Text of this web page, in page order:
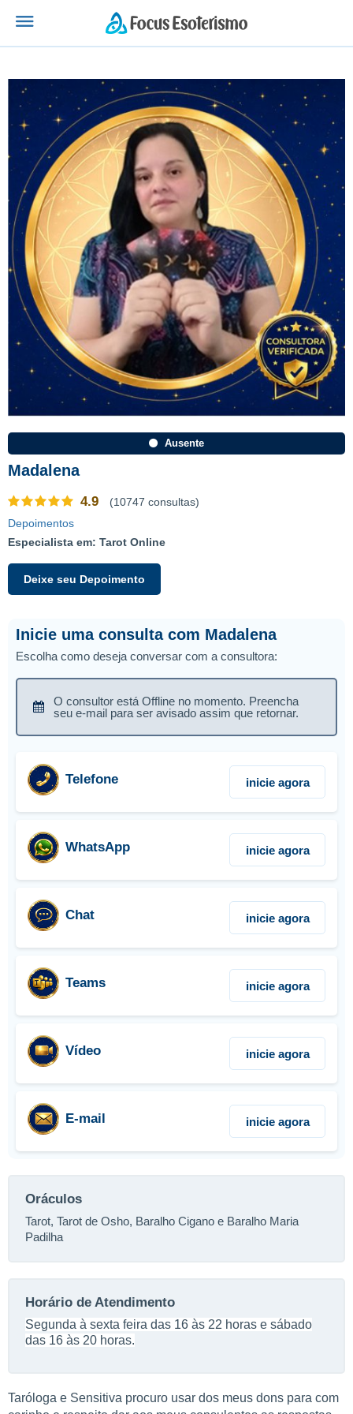
Ausente
Madalena
4.9
(10747 consultas)
Depoimentos
Especialista em: Tarot Online
Deixe seu Depoimento
Inicie uma consulta com Madalena
Escolha como deseja conversar com a consultora:
O consultor está Offline no momento. Preencha
seu e-mail para ser avisado assim que retornar.
Telefone inicie agora
WhatsApp inicie agora
Chat inicie agora
Teams inicie agora
Vídeo inicie agora
E-mail inicie agora
Oráculos
Tarot, Tarot de Osho, Baralho Cigano e Baralho Maria
Padilha
Horário de Atendimento
Segunda à sexta feira das 16 às 22 horas e sábado
das 16 às 20 horas.
Taróloga e Sensitiva procuro usar dos meus dons para com